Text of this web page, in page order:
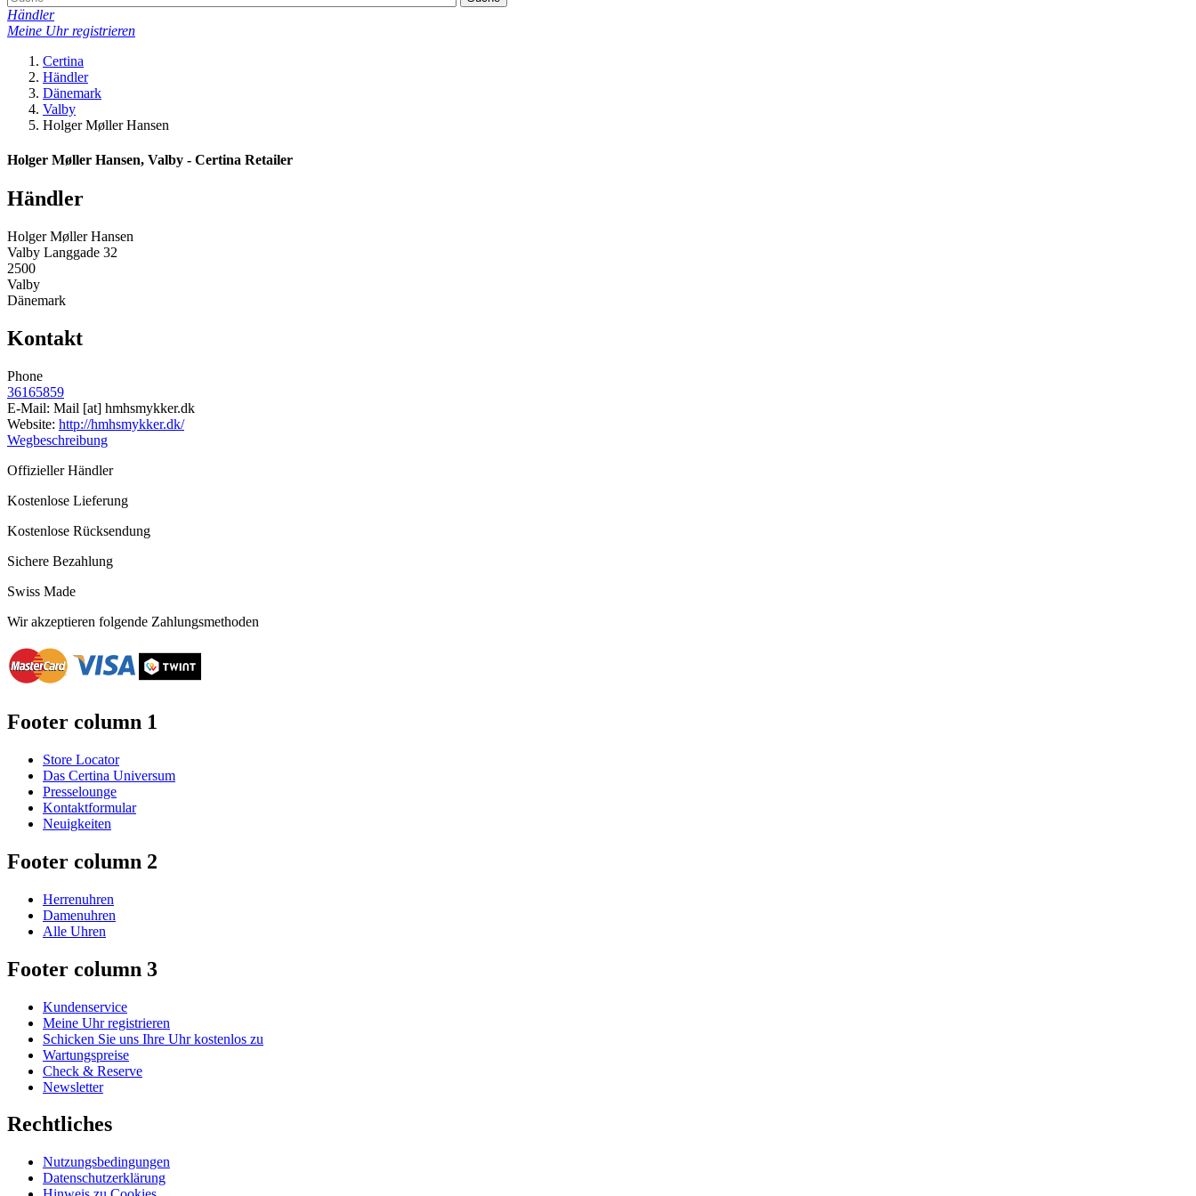
Händler
Meine Uhr registrieren
Certina
Händler
Dänemark
Valby
Holger Møller Hansen
Holger Møller Hansen, Valby - Certina Retailer
Händler
Holger Møller Hansen
Valby Langgade 32
2500
Valby
Dänemark
Kontakt
Phone
36165859
E-Mail: Mail [at] hmhsmykker.dk
Website: http://hmhsmykker.dk/
Wegbeschreibung
Offizieller Händler
Kostenlose Lieferung
Kostenlose Rücksendung
Sichere Bezahlung
Swiss Made
Wir akzeptieren folgende Zahlungsmethoden
Footer column 1
Store Locator
Das Certina Universum
Presselounge
Kontaktformular
Neuigkeiten
Footer column 2
Herrenuhren
Damenuhren
Alle Uhren
Footer column 3
Kundenservice
Meine Uhr registrieren
Schicken Sie uns Ihre Uhr kostenlos zu
Wartungspreise
Check & Reserve
Newsletter
Rechtliches
Nutzungsbedingungen
Datenschutzerklärung